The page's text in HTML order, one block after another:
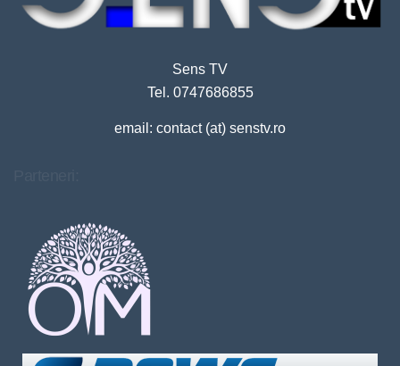
Sens TV
Tel. 0747686855
email: contact (at) senstv.ro